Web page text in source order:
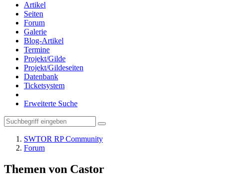
Artikel
Seiten
Forum
Galerie
Blog-Artikel
Termine
Projekt/Gilde
Projekt/Gildeseiten
Datenbank
Ticketsystem
Erweiterte Suche
SWTOR RP Community
Forum
Themen von Castor